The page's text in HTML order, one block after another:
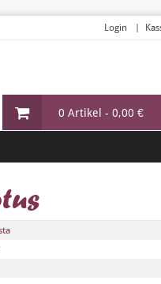
0 Artikel - 0,00 €
Login